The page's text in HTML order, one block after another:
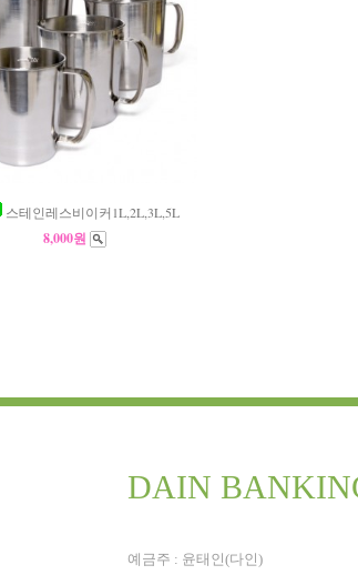
스테인레스비이커1L,2L,3L,5L
8,000원
DAIN
예금주 : 윤태인(다인)